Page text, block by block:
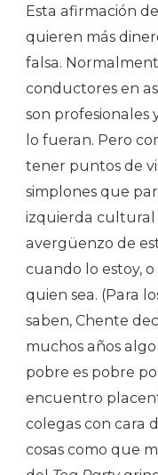
Esta afirmación
quieren más
falsa.
conductores en
son profesionales
lo fueran. Pero
tener puntos de
simplones que
izquierda cultural
avergüenzo de
cuando lo estoy,
quien sea. (Para
saben, Chente
muchos años
pobre es pobre
encuentro
colegas con cara
cosas como que